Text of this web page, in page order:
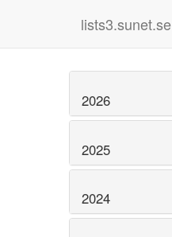
lists3.sunet.se
2026
2025
2024